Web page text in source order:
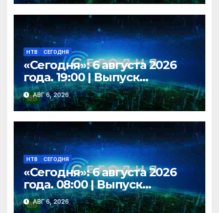
НТВ СЕГОДНЯ
«Сегодня»: 6 августа 2026
года. 19:00 | Выпуск
новостей | Новости НТВ
АВГ 6, 2026
НТВ СЕГОДНЯ
«Сегодня»: 6 августа 2026
года. 08:00 | Выпуск
новостей | Новости НТВ
АВГ 6, 2026